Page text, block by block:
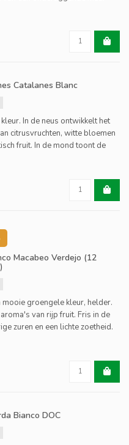
minerale frisheid. De lengte
Catalanes Blanc
In de neus ontwikkelt het
citrusvruchten, witte bloemen
fruit. In de mond toont de
frisheid, vergezeld van een
evenwichtige zuurgraad
Macabeo Verdejo (12
mooie groengele kleur, helder.
van rijp fruit. Fris in de
zuren en een lichte zoetheid.
Bianco DOC